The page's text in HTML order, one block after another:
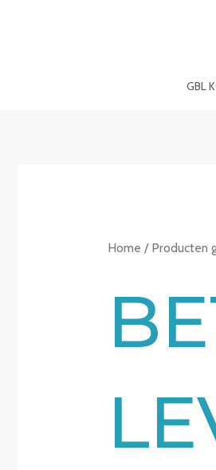
GBL
Home / Producten